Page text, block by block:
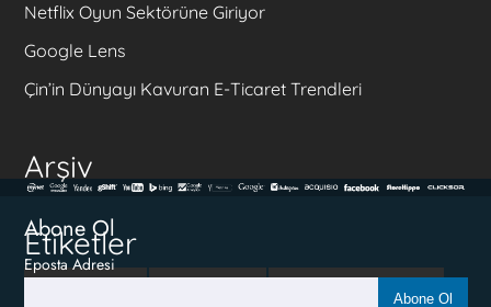
Netflix Oyun Sektörüne Giriyor
Google Lens
Çin’in Dünyayı Kavuran E-Ticaret Trendleri
Arşiv
Etiketler
Sosyal Medya (50)
Abone Ol
Eposta Adresi
Abone Ol